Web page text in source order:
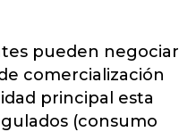
pueden negociar
comercialización
principal esta
(consumo